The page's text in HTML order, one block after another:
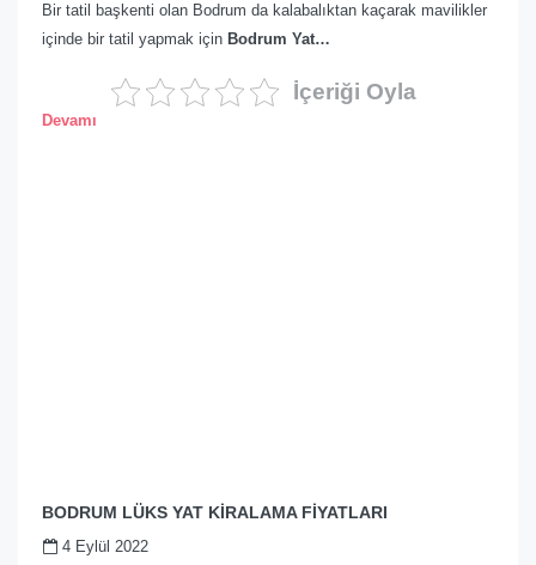
Bir tatil başkenti olan Bodrum da kalabalıktan kaçarak mavilikler
içinde bir tatil yapmak için Bodrum Yat…
İçeriği Oyla
Devamı
BODRUM LÜKS YAT KİRALAMA FİYATLARI
4 Eylül 2022